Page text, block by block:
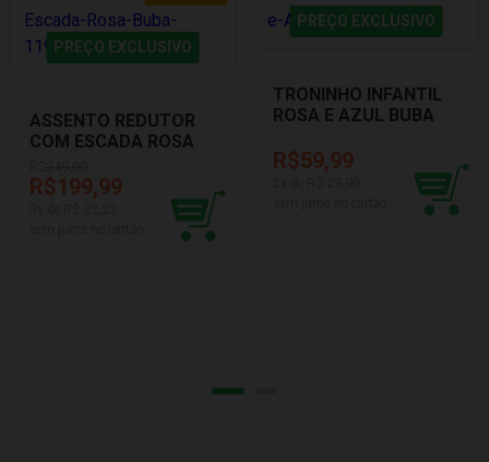
PREÇO EXCLUSIVO
ASSENTO REDUTOR
COM ESCADA ROSA
R$199,99
PREÇO EXCLUSIVO
TRONINHO INFANTIL
ROSA E AZUL BUBA
R$59,99